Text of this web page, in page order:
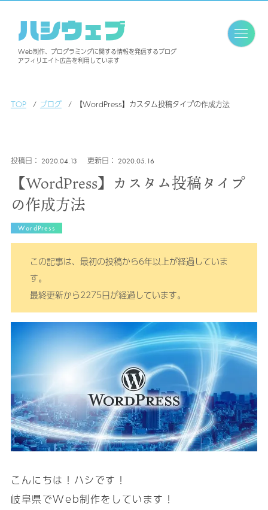
ハシウェブ
Web制作、プログラミングに関する情報を発信するブログ
アフィリエイト広告を利用しています
TOP ブログ 【WordPress】カスタム投稿タイプの作成方法
2020.04.13 2020.05.16
【WordPress】カスタム投稿タイプ
の作成方法
WordPress
この記事は、最初の投稿から6年以上が経過していま
す。
最終更新から2275日が経過しています。